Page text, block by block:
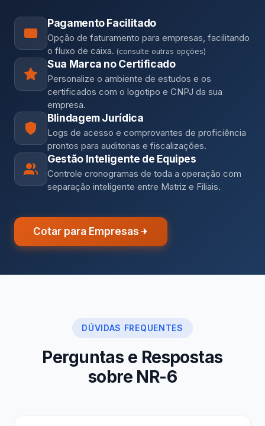
Pagamento Facilitado
Opção de faturamento para empresas, facilitando
o fluxo de caixa. (consulte outras opções)
Sua Marca no Certificado
Personalize o ambiente de estudos e os
certificados com o logotipo e CNPJ da sua
empresa.
Blindagem Jurídica
Logs de acesso e comprovantes de proficiência
prontos para auditorias e fiscalizações.
Gestão Inteligente de Equipes
Controle cronogramas de toda a operação com
separação inteligente entre Matriz e Filiais.
Cotar para Empresas
DÚVIDAS FREQUENTES
Perguntas e Respostas
sobre NR-6